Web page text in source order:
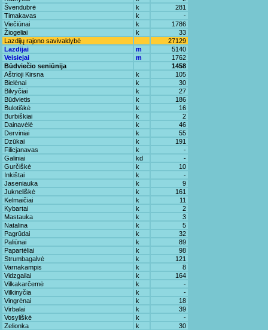
Švendubrė
k
281
Timakavas
k
-
Viečiūnai
k
1786
Žiogeliai
k
33
Lazdijų rajono savivaldybė
27129
Lazdijai
m
5140
Veisiejai
m
1762
Būdviečio seniūnija
1458
Aštrioji Kirsna
k
105
Bielėnai
k
30
Bilvyčiai
k
27
Būdvietis
k
186
Bulotiškė
k
16
Burbiškiai
k
2
Dainavėlė
k
46
Derviniai
k
55
Dzūkai
k
191
Filicjanavas
k
-
Galiniai
kd
-
Gurčiškė
k
10
Inkištai
k
-
Jaseniauka
k
9
Jukneliškė
k
161
Kelmaičiai
k
11
Kybartai
k
2
Mastauka
k
3
Natalina
k
5
Pagrūdai
k
32
Paliūnai
k
89
Papartėliai
k
98
Strumbagalvė
k
121
Varnakampis
k
8
Vidzgailai
k
164
Vilkakarčemė
k
-
Vilkinyčia
k
-
Vingrėnai
k
18
Virbalai
k
39
Vosyliškė
k
-
Zelionka
k
30